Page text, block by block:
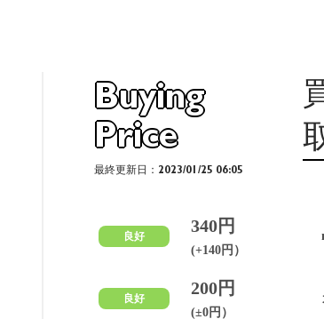
Buying
Price
最終更新日：2023/01/25 06:05
良好
340円
(+140円）
良好
200円
(±0円）